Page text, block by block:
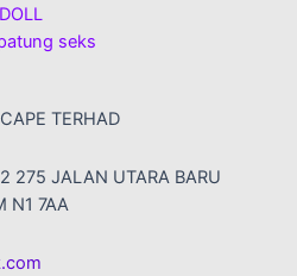
seks
TERHAD
275 JALAN UTARA BARU
N1 7AA